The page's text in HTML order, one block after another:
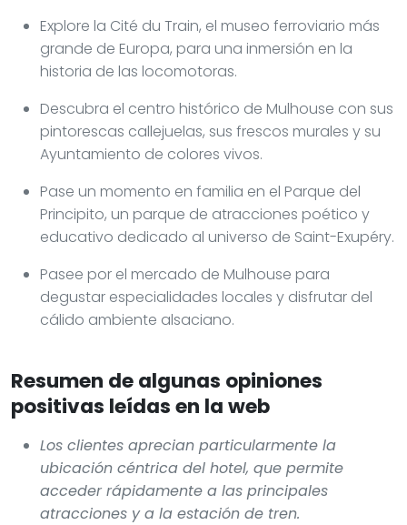
Explore la Cité du Train, el museo ferroviario más
grande de Europa, para una inmersión en la
historia de las locomotoras.
Descubra el centro histórico de Mulhouse con sus
pintorescas callejuelas, sus frescos murales y su
Ayuntamiento de colores vivos.
Pase un momento en familia en el Parque del
Principito, un parque de atracciones poético y
educativo dedicado al universo de Saint-Exupéry.
Pasee por el mercado de Mulhouse para
degustar especialidades locales y disfrutar del
cálido ambiente alsaciano.
Resumen de algunas opiniones
positivas leídas en la web
Los clientes aprecian particularmente la
ubicación céntrica del hotel, que permite
acceder rápidamente a las principales
atracciones y a la estación de tren.